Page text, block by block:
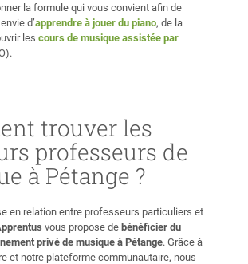
la formule qui vous convient afin de
d’apprendre à jouer du piano, de la
les cours de musique assistée par
trouver les
professeurs de
à Pétange ?
en relation entre professeurs particuliers et
vous propose de bénéficier du
privé de musique à Pétange. Grâce à
et notre plateforme communautaire, nous